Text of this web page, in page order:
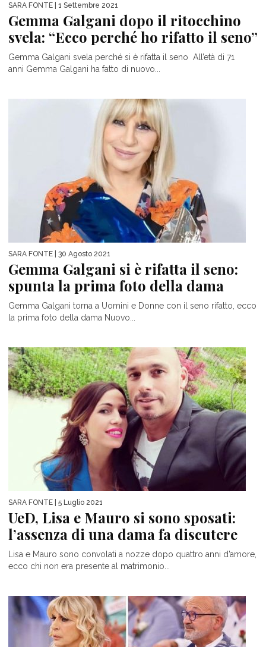
SARA FONTE | 1 Settembre 2021
Gemma Galgani dopo il ritocchino
svela: “Ecco perché ho rifatto il seno”
Gemma Galgani svela perché si è rifatta il seno All’età di 71
anni Gemma Galgani ha fatto di nuovo...
SARA FONTE | 30 Agosto 2021
Gemma Galgani si è rifatta il seno:
spunta la prima foto della dama
Gemma Galgani torna a Uomini e Donne con il seno rifatto, ecco
la prima foto della dama Nuovo...
SARA FONTE | 5 Luglio 2021
UeD, Lisa e Mauro si sono sposati:
l’assenza di una dama fa discutere
Lisa e Mauro sono convolati a nozze dopo quattro anni d’amore,
ecco chi non era presente al matrimonio...